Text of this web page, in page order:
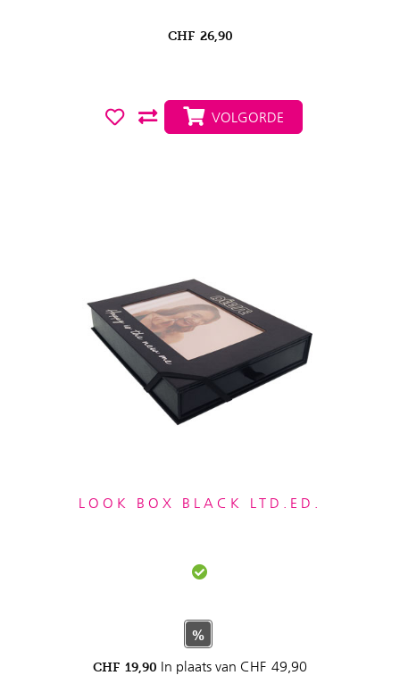
CHF 26,90
VOLGORDE
LOOK BOX BLACK LTD.ED.
%
CHF 19,90 In plaats van CHF 49,90